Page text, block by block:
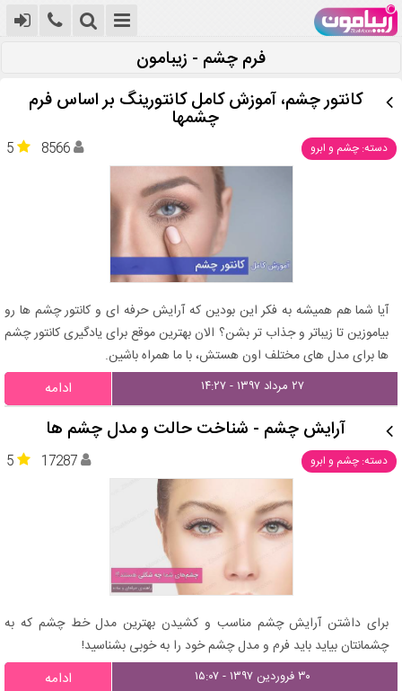
فرم چشم - زیبامون
کانتور چشم، آموزش کامل کانتورینگ بر اساس فرم
چشمها
دسته: چشم و ابرو 5 8566
آیا شما هم همیشه به فکر این بودین که آرایش حرفه ای و کانتور چشم ها رو
بیاموزین تا زیباتر و جذاب تر بشن؟ الان بهترین موقع برای یادگیری کانتور چشم
ها برای مدل های مختلف اون هستش، با ما همراه باشین.
۲۷ مرداد ۱۳۹۷ - ۱۴:۲۷ ادامه
آرایش چشم - شناخت حالت و مدل چشم ها
دسته: چشم و ابرو 5 17287
برای داشتن آرایش چشم مناسب و کشیدن بهترین مدل خط چشم که به
چشمانتان بیاید باید فرم و مدل چشم خود را به خوبی بشناسید!
۳۰ فروردین ۱۳۹۷ - ۱۵:۰۷ ادامه